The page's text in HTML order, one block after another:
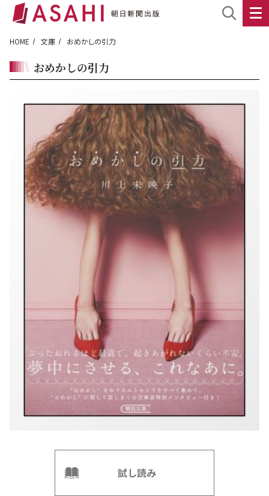
HOME 文庫 おめかしの引力
おめかしの引力
試し読み